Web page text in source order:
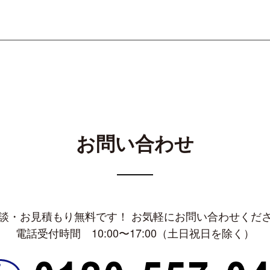
お問い合わせ
・お見積もり無料です！ お気軽にお問い合わせくだ
電話受付時間 10:00〜17:00（土日祝日を除く）